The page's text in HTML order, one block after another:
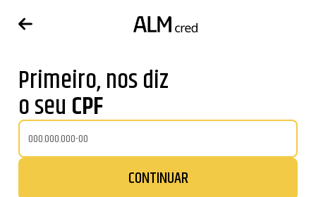
Primeiro, nos diz
o seu CPF
CONTINUAR